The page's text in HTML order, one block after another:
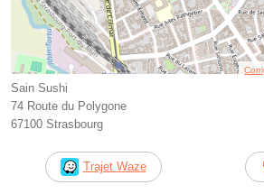
Sain Sushi
74 Route du Polygone
67100 Strasbourg
Trajet Waze